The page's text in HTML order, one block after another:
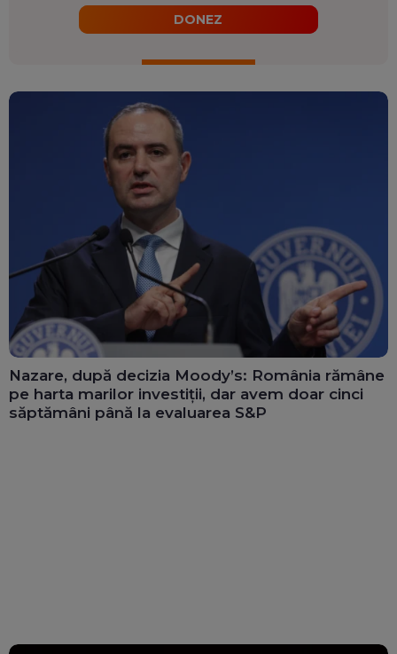
DONEZ
Nazare, după decizia Moody’s: România rămâne
pe harta marilor investiții, dar avem doar cinci
săptămâni până la evaluarea S&P